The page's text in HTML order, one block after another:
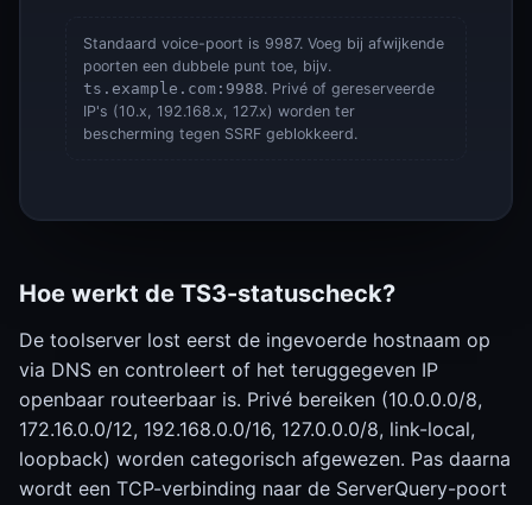
Standaard voice-poort is 9987. Voeg bij afwijkende
poorten een dubbele punt toe, bijv.
ts.example.com:9988. Privé of gereserveerde
IP's (10.x, 192.168.x, 127.x) worden ter
bescherming tegen SSRF geblokkeerd.
Hoe werkt de TS3-statuscheck?
De toolserver lost eerst de ingevoerde hostnaam op
via DNS en controleert of het teruggegeven IP
openbaar routeerbaar is. Privé bereiken (10.0.0.0/8,
172.16.0.0/12, 192.168.0.0/16, 127.0.0.0/8, link-local,
loopback) worden categorisch afgewezen. Pas daarna
wordt een TCP-verbinding naar de ServerQuery-poort